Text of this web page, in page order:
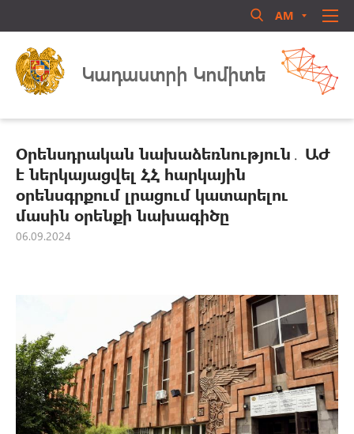
AM
Կադաստրի Կոմիտե
ՏԵՂԵԿԱՏՈՒ
ԳՐԱԴԱՐԱՆ
ԳՈՐԾՈՒՆԵՈՒԹՅՈՒՆ
ԱՆՁՆԱԿԱԶՄԻ ԿԱՌԱՎԱՐՈՒՄ
Օրենսդրական նախաձեռնություն․ ԱԺ
է ներկայացվել ՀՀ հարկային
օրենսգրքում լրացում կատարելու
մասին օրենքի նախագիծը
06.09.2024
Մուտք համակարգ
Մոռացե՞լ եք ծածկագիրը